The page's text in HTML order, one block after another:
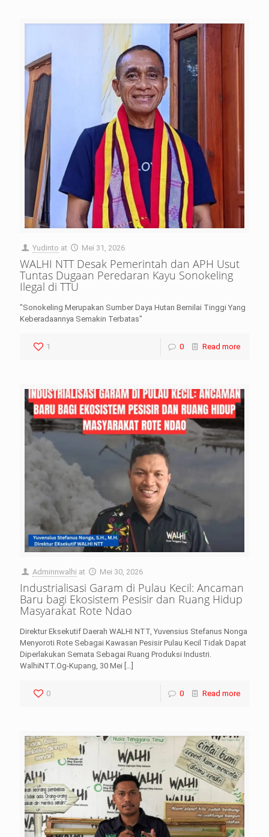
Yudinto at Mei 31, 2026
WALHI NTT Desak Pemerintah dan APH Usut
Tuntas Dugaan Peredaran Kayu Sonokeling
Ilegal di TTU
"Sonokeling Merupakan Sumber Daya Hutan Bernilai Tinggi Yang
Keberadaannya Semakin Terbatas"
1 0 Read more
Adminnwalhi at Mei 30, 2026
Industrialisasi Garam di Pulau Kecil: Ancaman
Baru bagi Ekosistem Pesisir dan Ruang Hidup
Masyarakat Rote Ndao
Direktur Eksekutif Daerah WALHI NTT, Yuvensius Stefanus Nonga
Menyoroti Rote Sebagai Kawasan Pesisir Pulau Kecil Tidak Dapat
Diperlakukan Semata Sebagai Ruang Produksi Industri.
WalhiNTT.Og-Kupang, 30 Mei
0 0 Read more